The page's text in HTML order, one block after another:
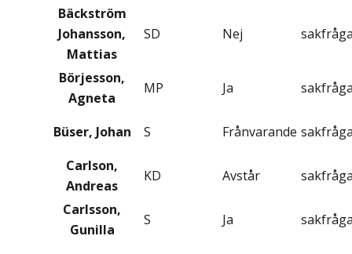
Bäckström
Johansson,
Mattias
SD Nej
Börjesson,
Agneta
MP Ja
Büser, Johan S Frånvarande
Carlson,
Andreas
KD Avstår
Carlsson,
Gunilla
S Ja